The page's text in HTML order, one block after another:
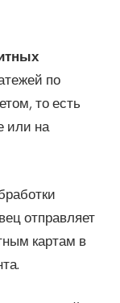
по
то есть
или на
отправляет
картам в